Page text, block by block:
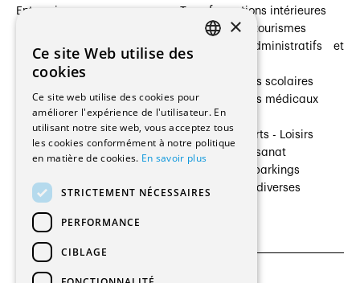
Entreprises
Architectes paysagistes
Architectes d'intérieur
Entreprises générales
Ingénieurs et mandataires
Fabricants / Fournisseurs
Régies immobilières
Gestion PPE
Transformations intérieures
Hôtelleries et tourismes
Bâtiments administratifs et
Établissements scolaires
Établissements médicaux
Villas
Cultures - Sports - Loisirs
Industrie - Artisanat
Transports et parkings
Constructions diverses
×
Ce site Web utilise des
cookies
Ce site web utilise des cookies pour
améliorer l'expérience de l'utilisateur. En
utilisant notre site web, vous acceptez tous
les cookies conformément à notre politique
en matière de cookies. En savoir plus
STRICTEMENT NÉCESSAIRES
PERFORMANCE
CIBLAGE